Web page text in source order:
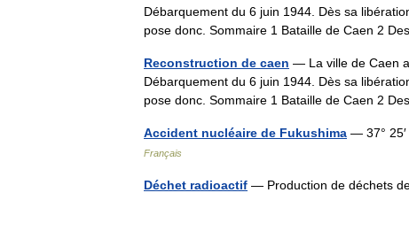
Débarquement du 6 juin 1944. Dès sa
pose donc. Sommaire 1 Bataille de Caen 2
Reconstruction de caen — La ville de Caen
Débarquement du 6 juin 1944. Dès sa
pose donc. Sommaire 1 Bataille de Caen 2
Accident nucléaire de Fukushima — 37°
Français
Déchet radioactif — Production de déchets